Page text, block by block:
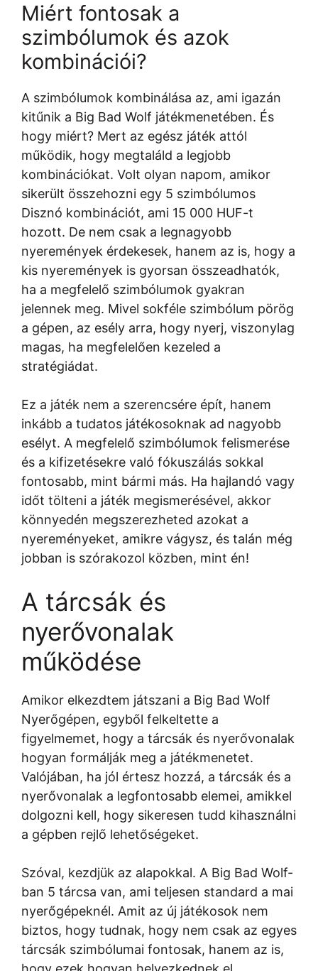
Miért fontosak a
szimbólumok és azok
kombinációi?
A szimbólumok kombinálása az, ami igazán
kitűnik a Big Bad Wolf játékmenetében. És
hogy miért? Mert az egész játék attól
működik, hogy megtaláld a legjobb
kombinációkat. Volt olyan napom, amikor
sikerült összehozni egy 5 szimbólumos
Disznó kombinációt, ami 15 000 HUF-t
hozott. De nem csak a legnagyobb
nyeremények érdekesek, hanem az is, hogy a
kis nyeremények is gyorsan összeadhatók,
ha a megfelelő szimbólumok gyakran
jelennek meg. Mivel sokféle szimbólum pörög
a gépen, az esély arra, hogy nyerj, viszonylag
magas, ha megfelelően kezeled a
stratégiádat.
Ez a játék nem a szerencsére épít, hanem
inkább a tudatos játékosoknak ad nagyobb
esélyt. A megfelelő szimbólumok felismerése
és a kifizetésekre való fókuszálás sokkal
fontosabb, mint bármi más. Ha hajlandó vagy
időt tölteni a játék megismerésével, akkor
könnyedén megszerezheted azokat a
nyereményeket, amikre vágysz, és talán még
jobban is szórakozol közben, mint én!
A tárcsák és
nyerővonalak
működése
Amikor elkezdtem játszani a Big Bad Wolf
Nyerőgépen, egyből felkeltette a
figyelmemet, hogy a tárcsák és nyerővonalak
hogyan formálják meg a játékmenetet.
Valójában, ha jól értesz hozzá, a tárcsák és a
nyerővonalak a legfontosabb elemei, amikkel
dolgozni kell, hogy sikeresen tudd kihasználni
a gépben rejlő lehetőségeket.
Szóval, kezdjük az alapokkal. A Big Bad Wolf-
ban 5 tárcsa van, ami teljesen standard a mai
nyerőgépeknél. Amit az új játékosok nem
biztos, hogy tudnak, hogy nem csak az egyes
tárcsák szimbólumai fontosak, hanem az is,